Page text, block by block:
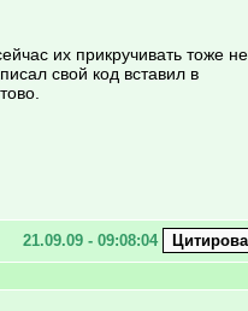
их прикручивать тоже не
свой код вставил в
21.09.09 - 09:08:04